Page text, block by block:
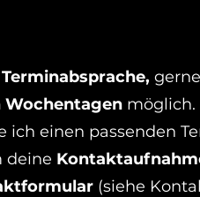
gerne
Wochentagen möglich.
ich einen passenden
deine
(siehe